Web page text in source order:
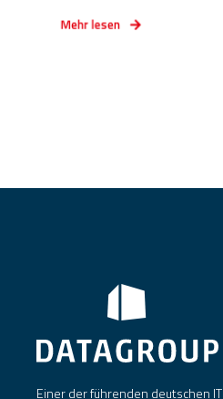
Mehr lesen
Einer der führenden deutschen IT